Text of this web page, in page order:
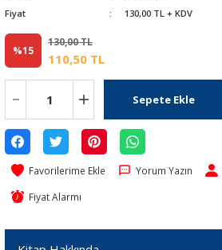
Fiyat
130,00 TL + KDV
%15
130,00 TL
110,50 TL
Sepete Ekle
Yorum Yazın
Fiyat Alarmı